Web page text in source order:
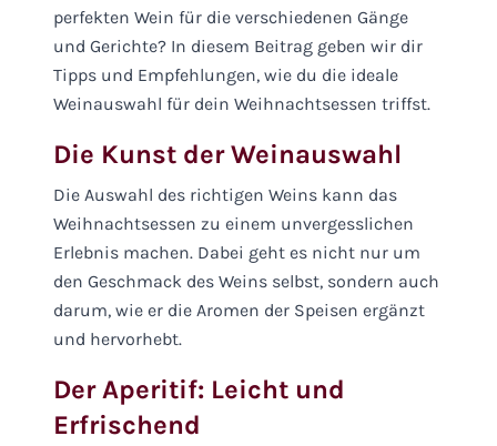
perfekten Wein für die verschiedenen Gänge
und Gerichte? In diesem Beitrag geben wir dir
Tipps und Empfehlungen, wie du die ideale
Weinauswahl für dein Weihnachtsessen triffst.
Die Kunst der Weinauswahl
Die Auswahl des richtigen Weins kann das
Weihnachtsessen zu einem unvergesslichen
Erlebnis machen. Dabei geht es nicht nur um
den Geschmack des Weins selbst, sondern auch
darum, wie er die Aromen der Speisen ergänzt
und hervorhebt.
Der Aperitif: Leicht und
Erfrischend